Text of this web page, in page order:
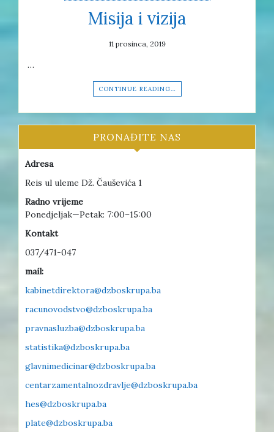
Misija i vizija
11 prosinca, 2019
…
CONTINUE READING…
PRONAĐITE NAS
Adresa
Reis ul uleme Dž. Čauševića 1
Radno vrijeme
Ponedjeljak—Petak: 7:00–15:00
Kontakt
037/471-047
mail:
kabinetdirektora@dzboskrupa.ba
racunovodstvo@dzboskrupa.ba
pravnasluzba@dzboskrupa.ba
statistika@dzboskrupa.ba
glavnimedicinar@dzboskrupa.ba
centarzamentalnozdravlje@dzboskrupa.ba
hes@dzboskrupa.ba
plate@dzboskrupa.ba